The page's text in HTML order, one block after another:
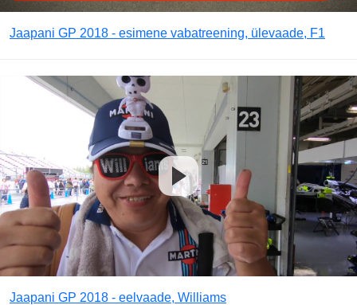
Jaapani GP 2018 - esimene vabatreening, ülevaade, F1
Jaapani GP 2018 - eelvaade, Williams